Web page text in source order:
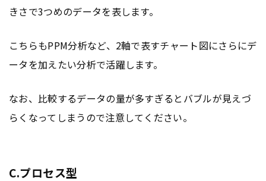
きさで3つめのデータを表します。
こちらもPPM分析など、2軸で表すチャート図にさらにデ
ータを加えたい分析で活躍します。
なお、比較するデータの量が多すぎるとバブルが見えづ
らくなってしまうので注意してください。
C.プロセス型